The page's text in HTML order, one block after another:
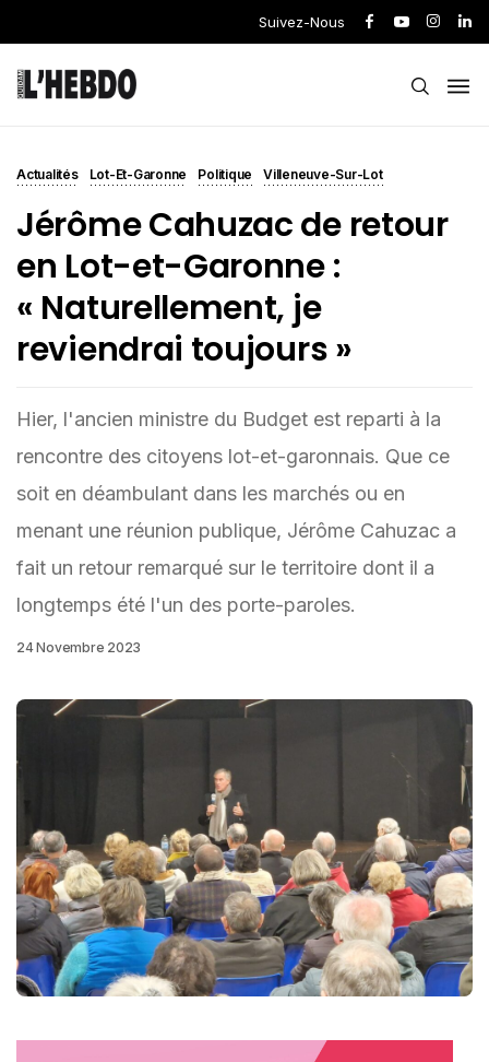
Suivez-Nous
Actualités Lot-Et-Garonne Politique Villeneuve-Sur-Lot
Jérôme Cahuzac de retour
en Lot-et-Garonne :
« Naturellement, je
reviendrai toujours »
Hier, l'ancien ministre du Budget est reparti à la
rencontre des citoyens lot-et-garonnais. Que ce
soit en déambulant dans les marchés ou en
menant une réunion publique, Jérôme Cahuzac a
fait un retour remarqué sur le territoire dont il a
longtemps été l'un des porte-paroles.
24 Novembre 2023